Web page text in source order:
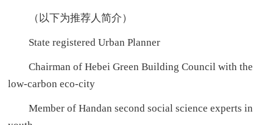
（以下为推荐人简介）
State registered Urban Planner
Chairman of Hebei Green Building Council with the
low-carbon eco-city
Member of Handan second social science experts in